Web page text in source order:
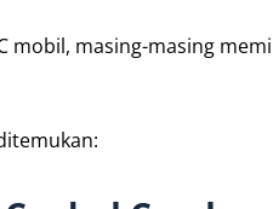
mobil, masing-masing